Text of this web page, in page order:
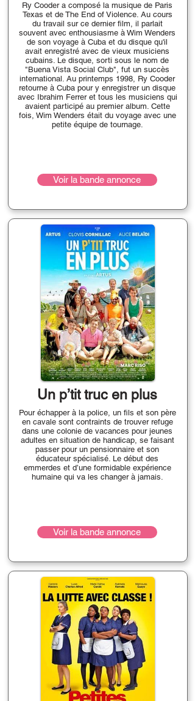
Ry Cooder a composé la musique de Paris
Texas et de The End of Violence. Au cours
du travail sur ce dernier film, il parlait
souvent avec enthousiasme à Wim Wenders
de son voyage à Cuba et du disque qu'il
avait enregistré avec de vieux musiciens
cubains. Le disque, sorti sous le nom de
"Buena Vista Social Club", fut un succès
international. Au printemps 1998, Ry Cooder
retourne à Cuba pour y enregistrer un disque
avec Ibrahim Ferrer et tous les musiciens qui
avaient participé au premier album. Cette
fois, Wim Wenders était du voyage avec une
petite équipe de tournage.
Voir la bande annonce
Un p’tit truc en plus
Pour échapper à la police, un fils et son père
en cavale sont contraints de trouver refuge
dans une colonie de vacances pour jeunes
adultes en situation de handicap, se faisant
passer pour un pensionnaire et son
éducateur spécialisé. Le début des
emmerdes et d’une formidable expérience
humaine qui va les changer à jamais.
Voir la bande annonce